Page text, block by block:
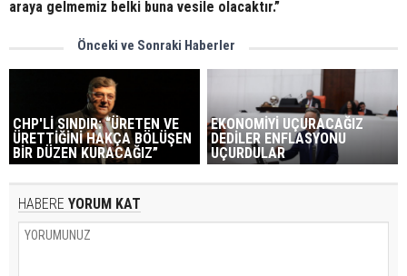
araya gelmemiz belki buna vesile olacaktır.”
Önceki ve Sonraki Haberler
CHP'Lİ SINDIR: “ÜRETEN VE
ÜRETTİĞİNİ HAKÇA BÖLÜŞEN
BİR DÜZEN KURACAĞIZ”
EKONOMİYİ UÇURACAĞIZ
DEDİLER ENFLASYONU
UÇURDULAR
HABERE YORUM KAT